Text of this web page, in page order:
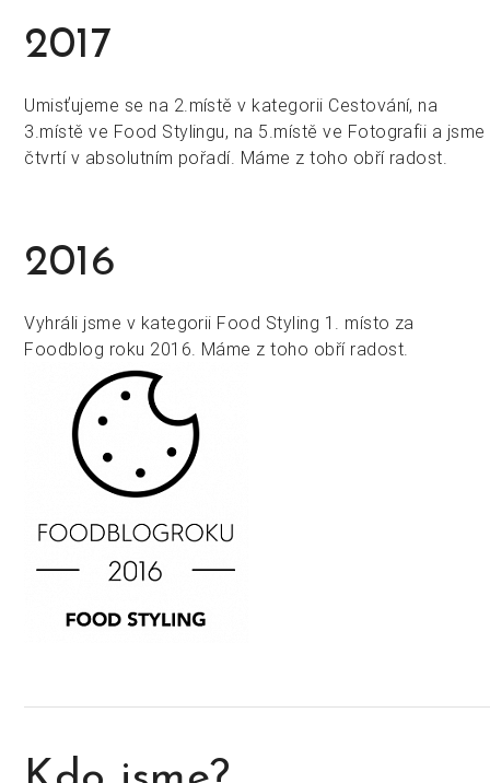
2017
Umisťujeme se na 2.místě v kategorii Cestování, na
3.místě ve Food Stylingu, na 5.místě ve Fotografii a jsme
čtvrtí v absolutním pořadí. Máme z toho obří radost.
2016
Vyhráli jsme v kategorii Food Styling 1. místo za
Foodblog roku 2016. Máme z toho obří radost.